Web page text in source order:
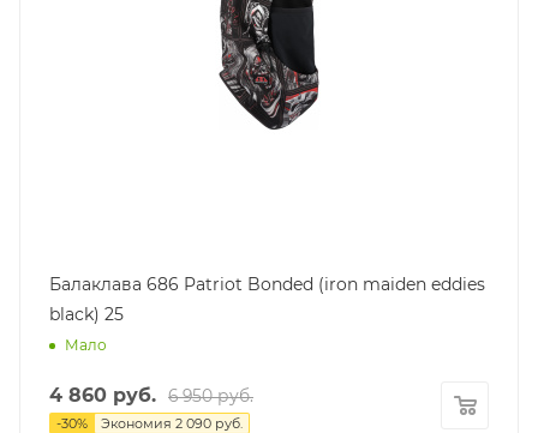
Балаклава 686 Patriot Bonded (iron maiden eddies
black) 25
Мало
4 860 руб. 6 950руб.
-30% Экономия 2 090 руб.